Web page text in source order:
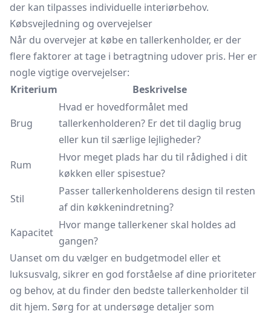
der kan tilpasses individuelle interiørbehov.
Købsvejledning og overvejelser
Når du overvejer at købe en tallerkenholder, er der
flere faktorer at tage i betragtning udover pris. Her er
nogle vigtige overvejelser:
Kriterium
Beskrivelse
Brug
Hvad er hovedformålet med
tallerkenholderen? Er det til daglig brug
eller kun til særlige lejligheder?
Rum
Hvor meget plads har du til rådighed i dit
køkken eller spisestue?
Stil
Passer tallerkenholderens design til resten
af din køkkenindretning?
Kapacitet
Hvor mange tallerkener skal holdes ad
gangen?
Uanset om du vælger en budgetmodel eller et
luksusvalg, sikrer en god forståelse af dine prioriteter
og behov, at du finder den bedste tallerkenholder til
dit hjem. Sørg for at undersøge detaljer som